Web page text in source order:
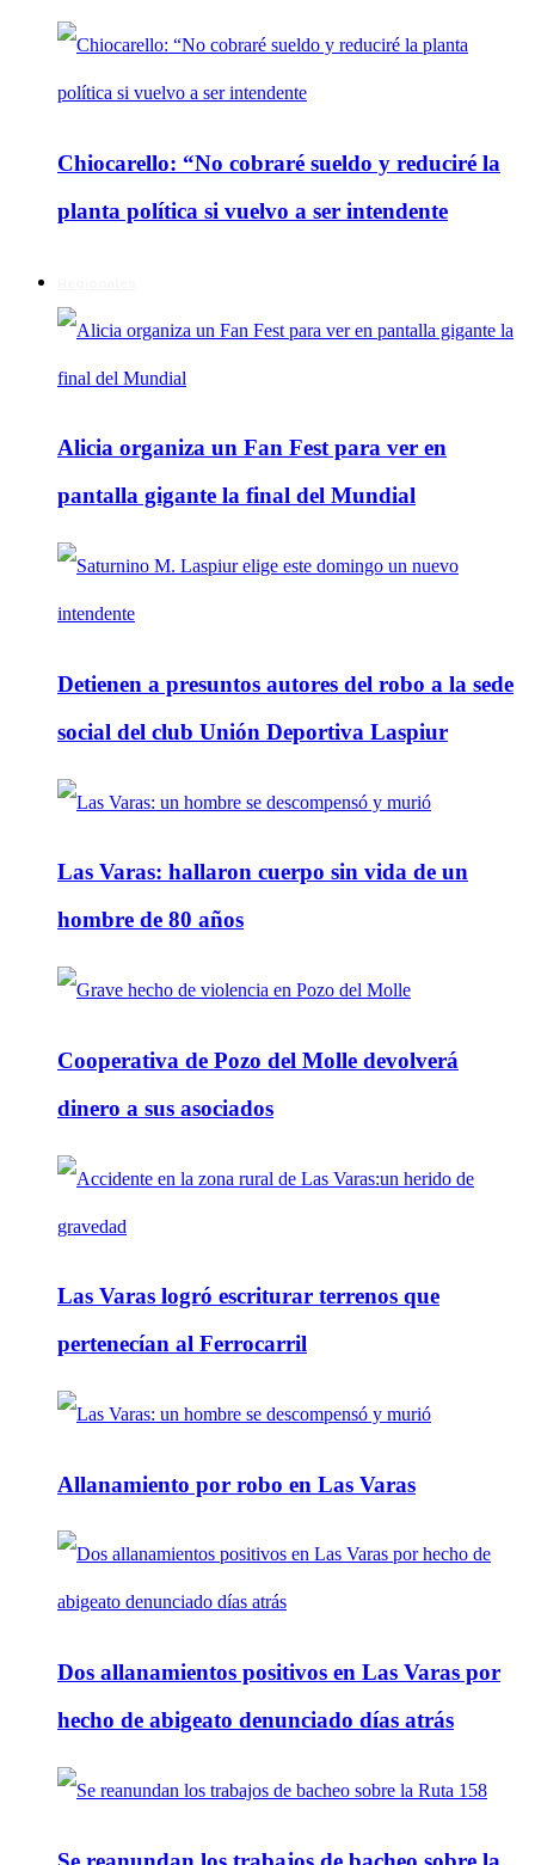
Chiocarello: “No cobraré sueldo y reduciré la
planta política si vuelvo a ser intendente
Alicia organiza un Fan Fest para ver en
pantalla gigante la final del Mundial
Detienen a presuntos autores del robo a la sede
social del club Unión Deportiva Laspiur
Las Varas: hallaron cuerpo sin vida de un
hombre de 80 años
Cooperativa de Pozo del Molle devolverá
dinero a sus asociados
Las Varas logró escriturar terrenos que
pertenecían al Ferrocarril
Allanamiento por robo en Las Varas
Dos allanamientos positivos en Las Varas por
hecho de abigeato denunciado días atrás